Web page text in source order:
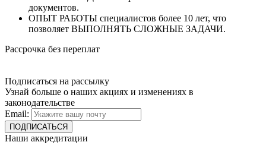
документов.
ОПЫТ РАБОТЫ специалистов более 10 лет, что
позволяет ВЫПОЛНЯТЬ СЛОЖНЫЕ ЗАДАЧИ.
Рассрочка без переплат
Подписаться на рассылку
Узнай больше о наших акциях и изменениях в
законодательстве
Email:
Наши аккредитации